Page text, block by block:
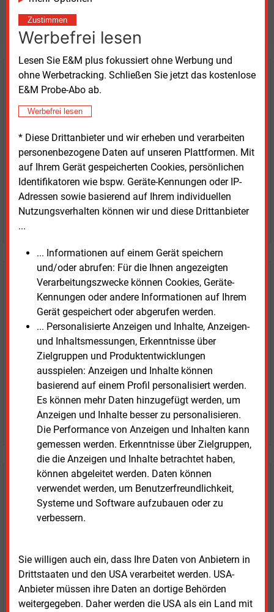
Zustimmen
Werbefrei lesen
Lesen Sie E&M plus fokussiert ohne Werbung und
ohne Werbetracking. Schließen Sie jetzt das kostenlose
E&M Probe-Abo ab.
Werbefrei lesen
* Diese Drittanbieter und wir erheben und verarbeiten
personenbezogene Daten auf unseren Plattformen. Mit
auf Ihrem Gerät gespeicherten Cookies, persönlichen
Identifikatoren wie bspw. Geräte-Kennungen oder IP-
Adressen sowie basierend auf Ihrem individuellen
Nutzungsverhalten können wir und diese Drittanbieter
...
... Informationen auf einem Gerät speichern
und/oder abrufen: Für die Ihnen angezeigten
Verarbeitungszwecke können Cookies, Geräte-
Kennungen oder andere Informationen auf Ihrem
Gerät gespeichert oder abgerufen werden.
... Personalisierte Anzeigen und Inhalte, Anzeigen-
und Inhaltsmessungen, Erkenntnisse über
Zielgruppen und Produktentwicklungen
ausspielen: Anzeigen und Inhalte können
basierend auf einem Profil personalisiert werden.
Es können mehr Daten hinzugefügt werden, um
Anzeigen und Inhalte besser zu personalisieren.
Die Performance von Anzeigen und Inhalten kann
gemessen werden. Erkenntnisse über Zielgruppen,
die die Anzeigen und Inhalte betrachtet haben,
können abgeleitet werden. Daten können
verwendet werden, um Benutzerfreundlichkeit,
Systeme und Software aufzubauen oder zu
verbessern.
Sie willigen auch ein, dass Ihre Daten von Anbietern in
Drittstaaten und den USA verarbeitet werden. USA-
Anbieter müssen ihre Daten an dortige Behörden
weitergegeben. Daher werden die USA als ein Land mit
Möchten Sie diese und
weitere Nachrichten lesen?
Kaufen Sie den Artikel
erhalten Sie sofort diesen redaktionellen Beitrag für
JETZT ARTIKEL KAUFEN
Testen SieE&M
kostenlos und
unverbindlich
Zwei Wochen kostenfreier Zugang
Zugang auf stündlich aktualisierte Nachrichten mit
Prognose- und Marktdaten
+ einmal täglich E&M daily
+ zwei Ausgaben der Zeitung E&M
ohne automatische Verlängerung
JETZT KOSTENLOS TESTEN
Login für Kunden